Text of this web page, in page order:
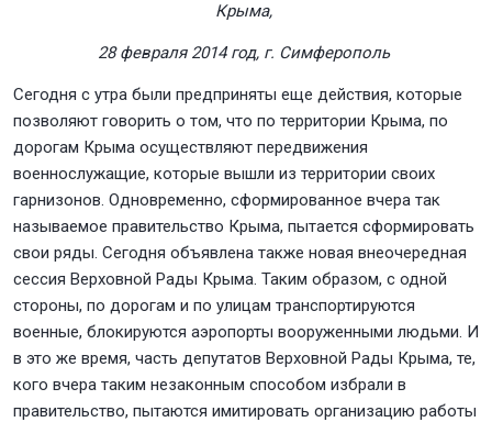
Крыма,
28 февраля 2014 год, г. Симферополь
Сегодня с утра были предприняты еще действия, которые
позволяют говорить о том, что по территории Крыма, по
дорогам Крыма осуществляют передвижения
военнослужащие, которые вышли из территории своих
гарнизонов. Одновременно, сформированное вчера так
называемое правительство Крыма, пытается сформировать
свои ряды. Сегодня объявлена также новая внеочередная
сессия Верховной Рады Крыма. Таким образом, с одной
стороны, по дорогам и по улицам транспортируются
военные, блокируются аэропорты вооруженными людьми. И
в это же время, часть депутатов Верховной Рады Крыма, те,
кого вчера таким незаконным способом избрали в
правительство, пытаются имитировать организацию работы